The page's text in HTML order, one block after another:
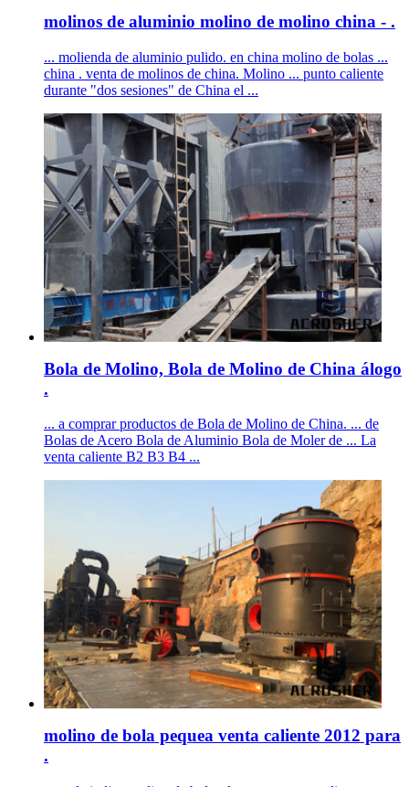
molinos de aluminio molino de molino china - .
... molienda de aluminio pulido. en china molino de bolas ...
china . venta de molinos de china. Molino ... punto caliente
durante "dos sesiones" de China el ...
Bola de Molino, Bola de Molino de China álogo
.
... a comprar productos de Bola de Molino de China. ... de
Bolas de Acero Bola de Aluminio Bola de Moler de ... La
venta caliente B2 B3 B4 ...
molino de bola pequea venta caliente 2012 para
.